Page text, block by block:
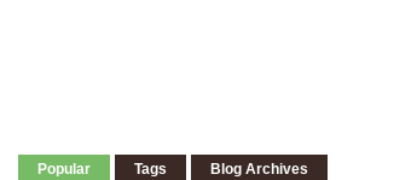
Popular Tags Blog Archives